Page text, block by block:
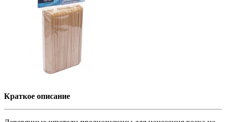
Краткое описание